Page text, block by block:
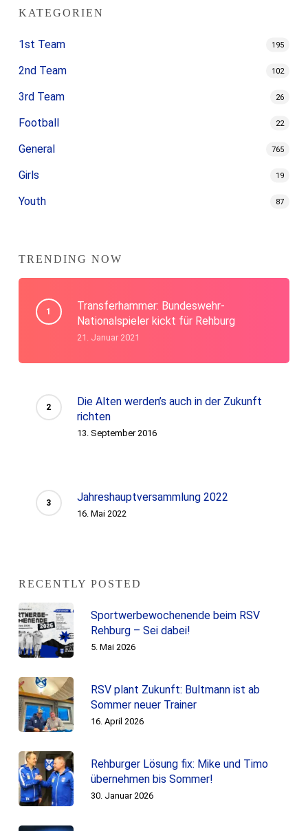
KATEGORIEN
1st Team 195
2nd Team 102
3rd Team 26
Football 22
General 765
Girls 19
Youth 87
TRENDING NOW
Transferhammer: Bundeswehr-
Nationalspieler kickt für Rehburg
21. Januar 2021
Die Alten werden’s auch in der Zukunft
richten
13. September 2016
Jahreshauptversammlung 2022
16. Mai 2022
RECENTLY POSTED
Sportwerbewochenende beim RSV
Rehburg – Sei dabei!
5. Mai 2026
RSV plant Zukunft: Bultmann ist ab
Sommer neuer Trainer
16. April 2026
Rehburger Lösung fix: Mike und Timo
übernehmen bis Sommer!
30. Januar 2026